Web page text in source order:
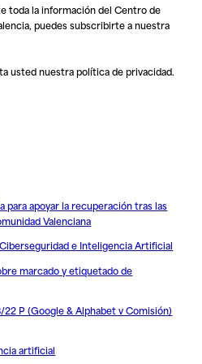
toda la información del Centro de
puedes subscribirte a nuestra
usted nuestrapolítica de privacidad.
para apoyar la recuperación tras las
Valenciana
e Inteligencia Artificial
marcado y etiquetado de
P (Google & Alphabet v Comisión)
artificial